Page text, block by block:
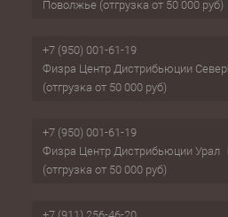
Поволжье (отгрузка от 50 000 руб)
+7 (950) 001-61-19
Физра Центр Дистрибьюции Север
(отгрузка от 50 000 руб)
+7 (950) 001-61-19
Физра Центр Дистрибьюции Урал
(отгрузка от 50 000 руб)